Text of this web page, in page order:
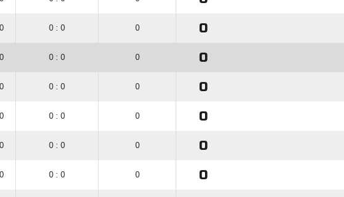
0 0 : 0 0 0
0 0 : 0 0 0
0 0 : 0 0 0
0 0 : 0 0 0
0 0 : 0 0 0
0 0 : 0 0 0